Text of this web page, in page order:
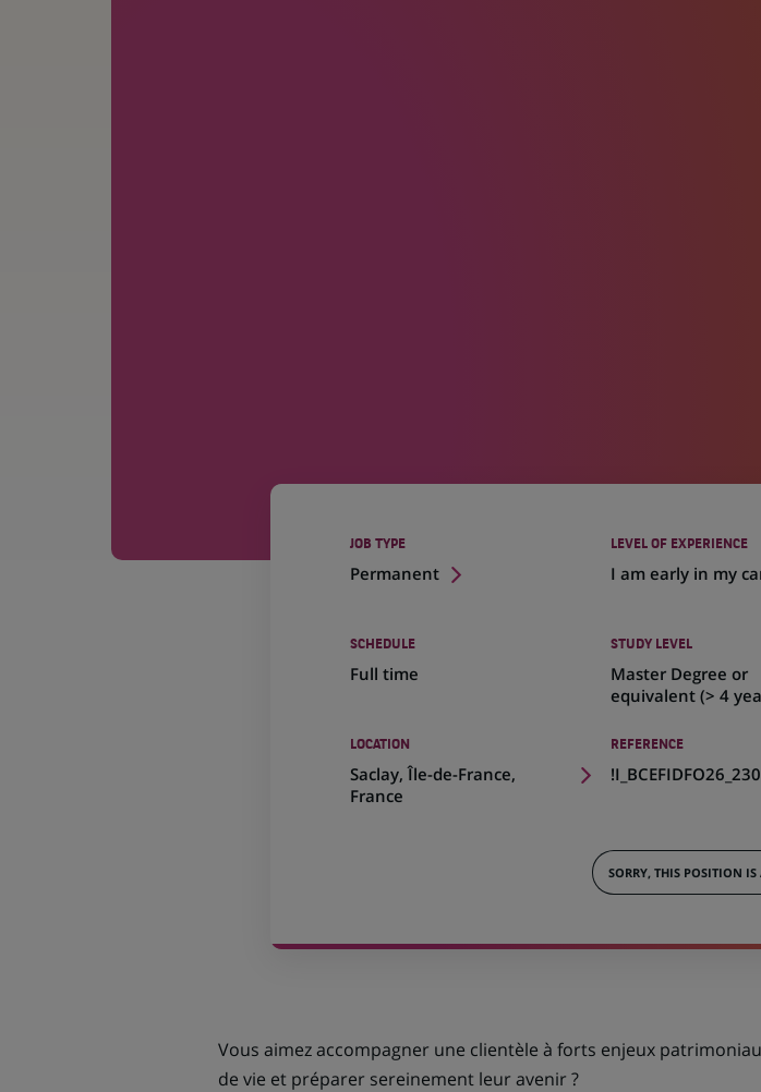
JOB TYPE
Permanent
LEVEL OF EXPERIENCE
I am early in my
SCHEDULE
Full time
STUDY LEVEL
Master Degree or
equivalent (> 4
LOCATION
Saclay, Île-de-France,
France
(Opens
in
REFERENCE
SORRY, THIS POSITION
Vous aimez accompagner une clientèle à forts enjeux
de vie et préparer sereinement leur avenir ?